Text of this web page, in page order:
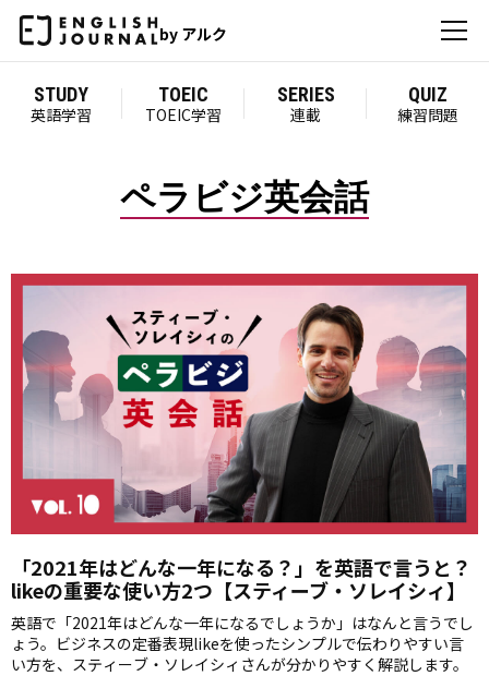
by アルク
STUDY
英語学習
TOEIC
TOEIC学習
SERIES
連載
QUIZ
練習問題
ペラビジ英会話
「2021年はどんな一年になる？」を英語で言うと？
likeの重要な使い方2つ【スティーブ・ソレイシィ】
英語で「2021年はどんな一年になるでしょうか」はなんと言うでし
ょう。ビジネスの定番表現likeを使ったシンプルで伝わりやすい言
い方を、スティーブ・ソレイシィさんが分かりやすく解説します。